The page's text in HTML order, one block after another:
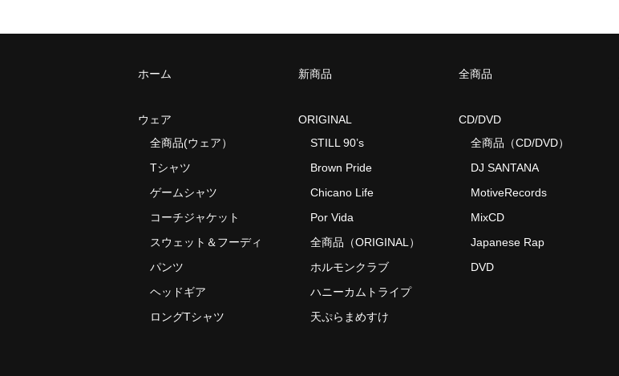
ホーム 新商品 全商品
ウェア
全商品(ウェア）
Tシャツ
ゲームシャツ
コーチジャケット
スウェット＆フーディ
パンツ
ヘッドギア
ロングTシャツ
ORIGINAL
STILL 90’s
Brown Pride
Chicano Life
Por Vida
全商品（ORIGINAL）
ホルモンクラブ
ハニーカムトライプ
天ぷらまめすけ
CD/DVD
全商品（CD/DVD）
DJ SANTANA
MotiveRecords
MixCD
Japanese Rap
DVD